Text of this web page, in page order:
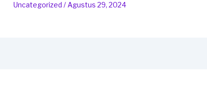
Uncategorized / Agustus 29, 2024